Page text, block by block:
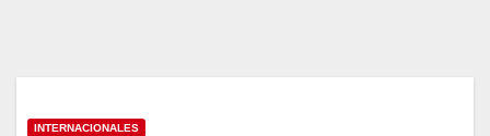
INTERNACIONALES